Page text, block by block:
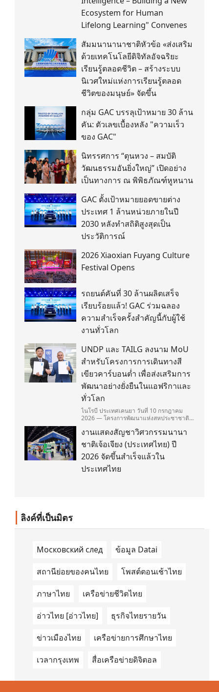
Ecosystem for Human
Lifelong Learning" Convenes
สัมมนานานาชาติหัวข้อ «ส่งเสริม
ด้วยเทคโนโลยีดิจิทัลอัจฉริยะ
เรียนรู้ตลอดชีวิต – สร้างระบบ
นิเวศใหม่แห่งการเรียนรู้ตลอด
ชีวิตของมนุษย์» จัดขึ้น
กลุ่ม GAC บรรลุเป้าหมาย 30 ล้าน
คัน: ตัวเลขเบื้องหลัง "ความเร็ว
ของ GAC"
นิทรรศการ “ตุนหวง – สมบัติ
วัฒนธรรมอันยิ่งใหญ่” เปิดอย่าง
เป็นทางการ ณ พิพิธภัณฑ์หูหนาน
GAC ตั้งเป้าหมายยอดขายต่าง
ประเทศ 1 ล้านหน่วยภายในปี
2030 หลังทำสถิติสูงสุดเป็น
ประวัติการณ์
2026 Xiaoxian Fuyang Culture
Festival Opens
รถยนต์คันที่ 30 ล้านผลิตเสร็จ
เรียบร้อยแล้ว! GAC ร่วมฉลอง
ความสำเร็จครั้งสำคัญนี้กับผู้ใช้
งานทั่วโลก
UNDP และ TAILG ลงนาม MoU
สำหรับโครงการการเดินทางสี
เขียวคาร์บอนต่ำ เพื่อส่งเสริมการ
พัฒนาอย่างยั่งยืนในแอฟริกาและ
ทั่วโลก
ไนโรบี ประเทศเคนยา วันที่ 10 กรกฎาคม
2026 — โครงการพัฒนาแห่งสหประชาชาติ
Programme/UNDP) และ TAILG บริษัทชั้น
นำด้านการเดินทางด้วยพลังงานไฟฟ้า ได้ลง
นามในบันทึกความเข้าใจ (Memorandum of
Understanding/MOU) อย่างเป็นทางการใน
Centre of Excellence (GM-CoE)
งานแสดงสัญชาวิศวกรรมนานา
ชาติเจ้อเจียง (ประเทศไทย) ปี
2026 จัดขึ้นสำเร็จแล้วใน
ประเทศไทย
ลิงค์ที่เป็นมิตร
Московский след ข้อมูล Datai
สถานีย่อยของคนไทย โพสต์ตอนเช้าไทย
ภาษาไทย เครือข่ายชีวิตไทย
อ่าวไทย [อ่าวไทย] ธุรกิจไทยรายวัน
ข่าวเมืองไทย เครือข่ายการศึกษาไทย
เวลากรุงเทพ สื่อเครือข่ายดิจิตอล